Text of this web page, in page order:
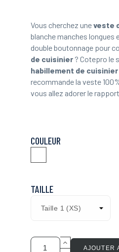
Vous cherchez uneveste
blanche manches longues
double boutonnage pour
de cuisinier? Cotepro le
habillement de cuisinier
recommande la veste
vous allez adorer le
COULEUR
TAILLE
AJOUTER